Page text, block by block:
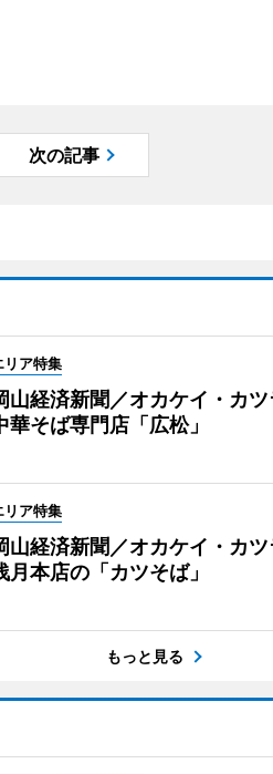
次の記事
リア特集
山経済新聞／オカケイ・カ
華そば専門店「広松」
リア特集
山経済新聞／オカケイ・カ
月本店の「カツそば」
もっと見る